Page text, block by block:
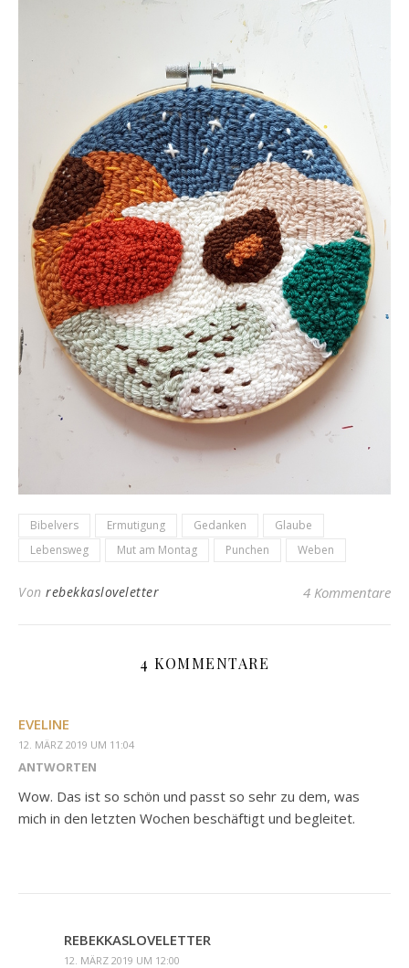
Bibelvers Ermutigung Gedanken
Glaube
Lebensweg
Mut am Montag Punchen Weben
Von rebekkasloveletter 4 Kommentare
4 KOMMENTARE
EVELINE
12. MÄRZ 2019 UM 11:04
ANTWORTEN
Wow. Das ist so schön und passt so sehr zu dem, was
mich in den letzten Wochen beschäftigt und begleitet.
REBEKKASLOVELETTER
12. MÄRZ 2019 UM 12:00